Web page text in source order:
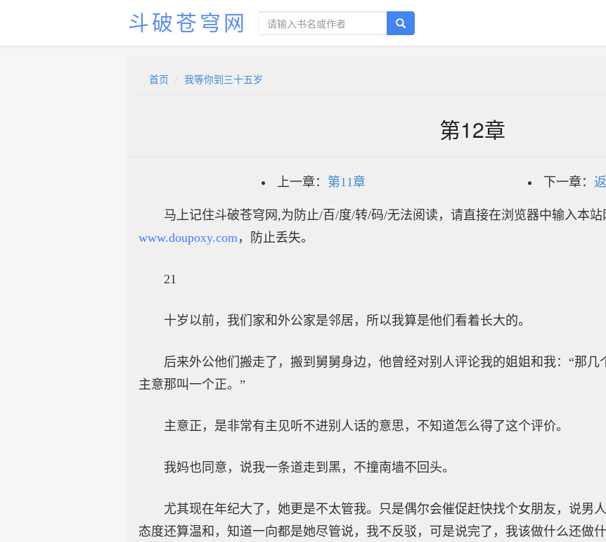
斗破苍穹网
首页 我等你到三十五岁
第12章
上一章： 第11章 下一章：
马上记住斗破苍穹网,为防止/百/度/转/码/无法阅读，请直接在浏览器中输入本站
www.doupoxy.com，防止丢失。
21
十岁以前，我们家和外公家是邻居，所以我算是他们看着长大的。
后来外公他们搬走了，搬到舅舅身边，他曾经对别人评论我的姐姐和我：“那几
主意那叫一个正。”
主意正，是非常有主见听不进别人话的意思，不知道怎么得了这个评价。
我妈也同意，说我一条道走到黑，不撞南墙不回头。
尤其现在年纪大了，她更是不太管我。只是偶尔会催促赶快找个女朋友，说男
态度还算温和，知道一向都是她尽管说，我不反驳，可是说完了，我该做什么还做什